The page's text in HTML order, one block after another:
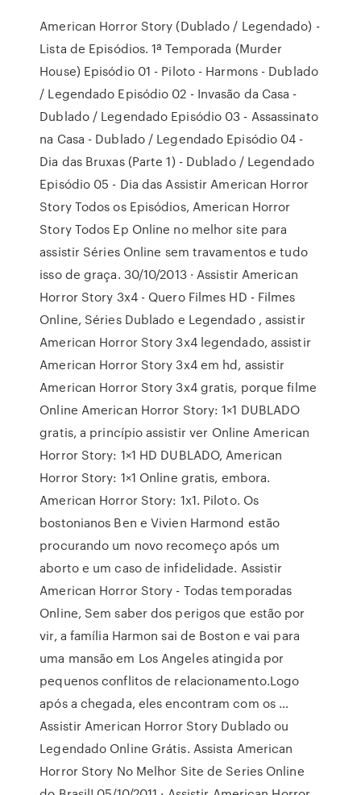
American Horror Story (Dublado / Legendado) -
Lista de Episódios. 1ª Temporada (Murder
House) Episódio 01 - Piloto - Harmons - Dublado
/ Legendado Episódio 02 - Invasão da Casa -
Dublado / Legendado Episódio 03 - Assassinato
na Casa - Dublado / Legendado Episódio 04 -
Dia das Bruxas (Parte 1) - Dublado / Legendado
Episódio 05 - Dia das Assistir American Horror
Story Todos os Episódios, American Horror
Story Todos Ep Online no melhor site para
assistir Séries Online sem travamentos e tudo
isso de graça. 30/10/2013 · Assistir American
Horror Story 3x4 - Quero Filmes HD - Filmes
Online, Séries Dublado e Legendado , assistir
American Horror Story 3x4 legendado, assistir
American Horror Story 3x4 em hd, assistir
American Horror Story 3x4 gratis, porque filme
Online American Horror Story: 1×1 DUBLADO
gratis, a princípio assistir ver Online American
Horror Story: 1×1 HD DUBLADO, American
Horror Story: 1×1 Online gratis, embora.
American Horror Story: 1x1. Piloto. Os
bostonianos Ben e Vivien Harmond estão
procurando um novo recomeço após um
aborto e um caso de infidelidade. Assistir
American Horror Story - Todas temporadas
Online, Sem saber dos perigos que estão por
vir, a família Harmon sai de Boston e vai para
uma mansão em Los Angeles atingida por
pequenos conflitos de relacionamento.Logo
após a chegada, eles encontram com os …
Assistir American Horror Story Dublado ou
Legendado Online Grátis. Assista American
Horror Story No Melhor Site de Series Online